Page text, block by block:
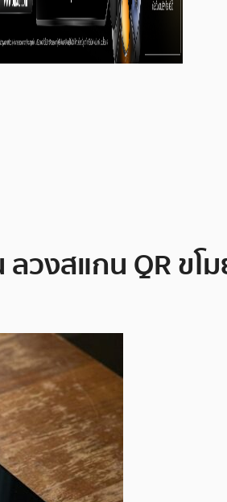
งสแกน QR ขโม